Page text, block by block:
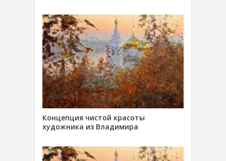
Концепция чистой красоты
художника из Владимира